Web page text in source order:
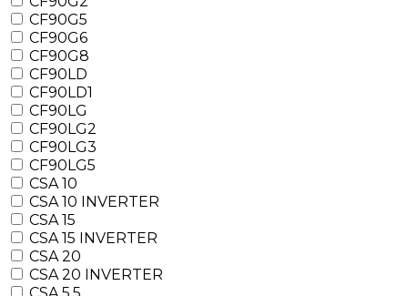
CF90G5
CF90G6
CF90G8
CF90LD
CF90LD1
CF90LG
CF90LG2
CF90LG3
CF90LG5
CSA 10
CSA 10 INVERTER
CSA 15
CSA 15 INVERTER
CSA 20
CSA 20 INVERTER